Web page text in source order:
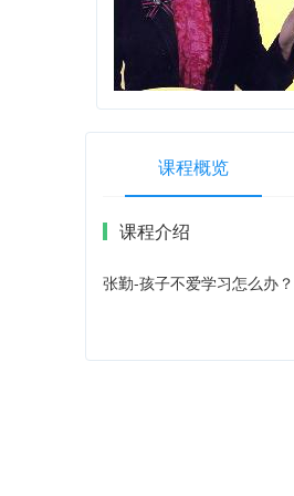
课程概览
课程介绍
张勤-孩子不爱学习怎么办？